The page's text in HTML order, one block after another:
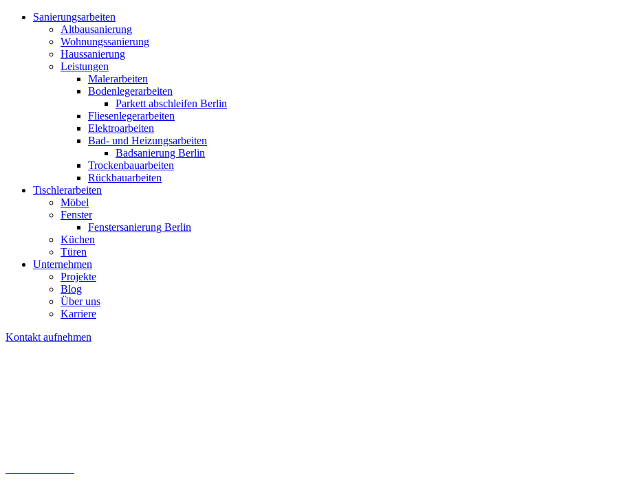
Sanierungsarbeiten
Altbausanierung
Wohnungssanierung
Haussanierung
Leistungen
Malerarbeiten
Bodenlegerarbeiten
Parkett abschleifen Berlin
Fliesenlegerarbeiten
Elektroarbeiten
Bad- und Heizungsarbeiten
Badsanierung Berlin
Trockenbauarbeiten
Rückbauarbeiten
Tischlerarbeiten
Möbel
Fenster
Fenstersanierung Berlin
Küchen
Türen
Unternehmen
Projekte
Blog
Über uns
Karriere
Kontakt aufnehmen